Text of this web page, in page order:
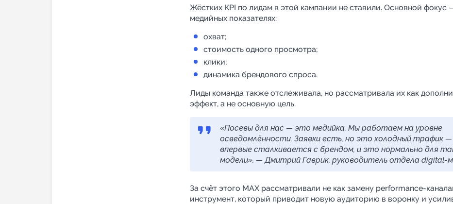
Жёстких KPI по лидам в этой кампании не ставили. Основной фокус
медийных показателях:
охват;
стоимость одного просмотра;
клики;
динамика брендового спроса.
Лиды команда также отслеживала, но рассматривала их как
эффект, а не основную цель.
«Посевы для нас — это медийка. Мы работаем на уровне
осведомлённости. Заявки есть, но это холодный трафик —
впервые сталкивается с брендом, и это нормально для
модели». — Дмитрий Гаврик, руководитель отдела digital-
За счёт этого MAX рассматривали не как замену performance-
инструмент, который приводит новую аудиторию в воронку и